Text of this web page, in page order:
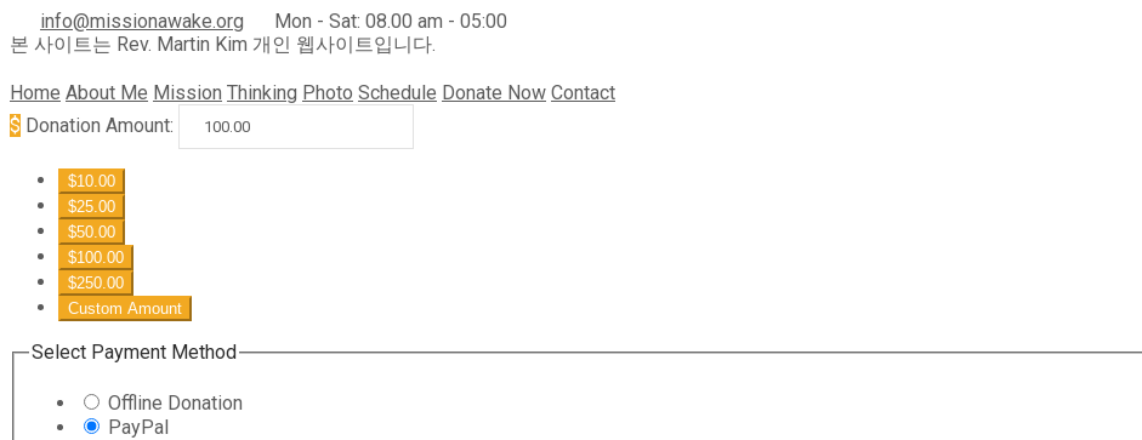
info@missionawake.org
Mon - Sat: 08.00 am - 05:00
본 사이트는 Rev. Martin Kim 개인 웹사이트입니다.
Home About Me Mission Thinking Photo Schedule Donate Now Contact
$ Donation Amount:
$10.00
$25.00
$50.00
$100.00
$250.00
Custom Amount
Select Payment Method
Offline Donation
PayPal